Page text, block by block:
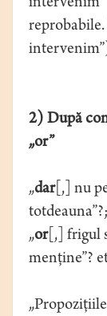
intervenim”
reprobabile.
2) După
„or”
„dar[,] nu
totdeauna”?;
„or[,] frigul
menţine”?